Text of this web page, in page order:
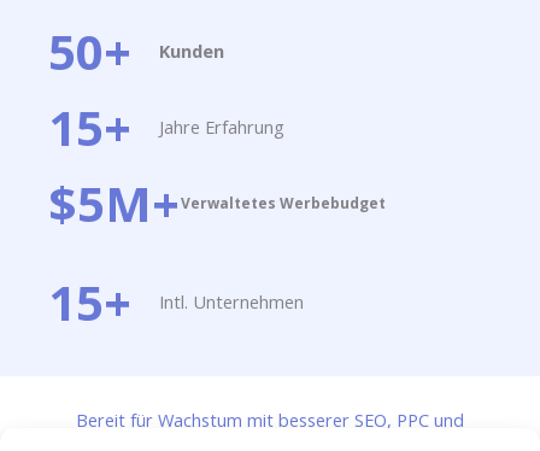
50+ Kunden​
15+ Jahre Erfahrung
$5M+Verwaltetes Werbebudget
15+ Intl. Unternehmen
Bereit für Wachstum mit besserer SEO, PPC und